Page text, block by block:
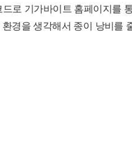
로 기가바이트 홈페이지를
경을 생각해서 종이 낭비를